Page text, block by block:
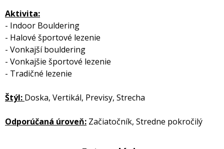
Aktivita:
- Indoor Bouldering
- Halové športové lezenie
- Vonkajší bouldering
- Vonkajšie športové lezenie
- Tradičné lezenie
Štýl: Doska, Vertikál, Previsy, Strecha
Odporúčaná úroveň: Začiatočník, Stredne pokročilý